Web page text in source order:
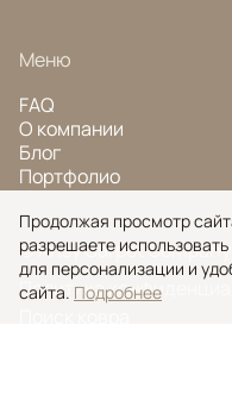
Меню
FAQ
О компании
Блог
Портфолио
© Ansy Carpet Company
Политика
Продолжая просмотр
разрешаете
для персонализации и
сайта. Подробнее